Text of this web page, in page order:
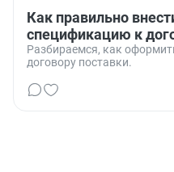
Как правильно
спецификацию к
Разбираемся, как
договору поставки.